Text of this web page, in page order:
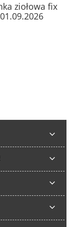
ziołowa fix